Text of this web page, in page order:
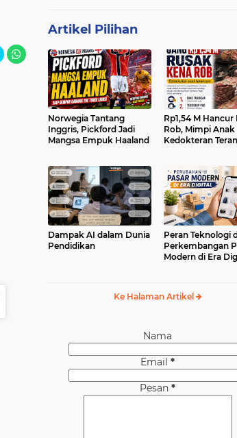
Artikel Pilihan
Norwegia Tantang
Inggris, Pickford Jadi
Mangsa Empuk Haaland
Rp1,54 M Hancur
Rob, Mimpi Anak
Kedokteran
Dampak AI dalam Dunia
Pendidikan
Peran Teknologi
Perkembangan
Modern di Era
Ke Halaman Artikel
Nama
Email *
Pesan *